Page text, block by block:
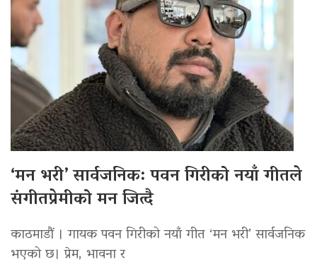
‘मन भरी’ सार्वजनिक: पवन गिरीको नयाँ गीतले
संगीतप्रेमीको मन जित्दै
काठमाडौं । गायक पवन गिरीको नयाँ गीत ‘मन भरी’ सार्वजनिक
भएको छ। प्रेम, भावना र